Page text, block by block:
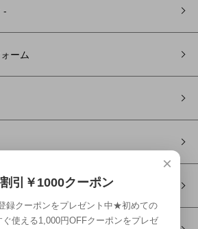
-
ーム
イエンティスト
×
引￥1000クーポン
録クーポンをプレゼント中★初めての
使える1,000円OFFクーポンをプレゼ